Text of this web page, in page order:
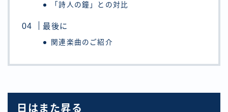
「詩人の鐘」との対比
最後に
関連楽曲のご紹介
日はまた昇る